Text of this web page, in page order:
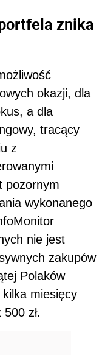
znika
okazji, dla
a dla
tracący
z
pozornym
wykonanego
nie jest
zakupów
Polaków
miesięcy
zł.